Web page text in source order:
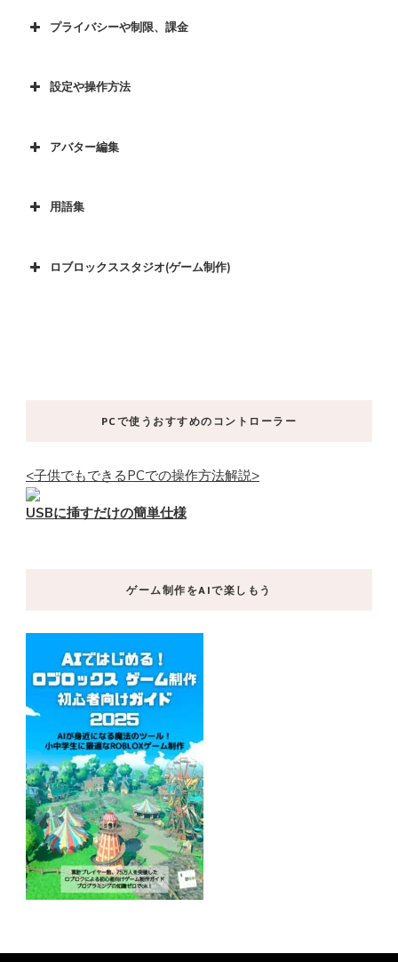
プライバシーや制限、課金
設定や操作方法
アバター編集
用語集
ロブロックススタジオ(ゲーム制作)
PCで使うおすすめのコントローラー
<子供でもできるPCでの操作方法解説>
USBに挿すだけの簡単仕様
ゲーム制作をAIで楽しもう